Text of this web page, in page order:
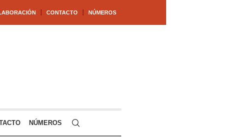
CONTACTO NÚMEROS
NÚMEROS